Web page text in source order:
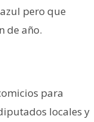
pero que
de año.
para
locales y